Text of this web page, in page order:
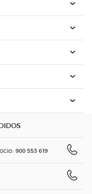
900 553 619